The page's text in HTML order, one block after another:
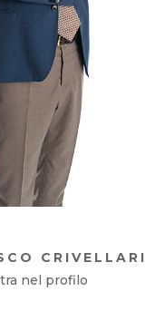
CRIVELLARI
nel profilo